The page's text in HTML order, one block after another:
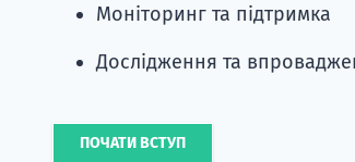
Моніторинг та підтримка
Дослідження та
ПОЧАТИ ВСТУП